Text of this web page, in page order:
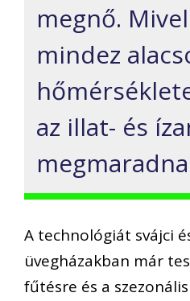
megnő.
mindez
az illat- és
A technológiát svájci
üvegházakban már
fűtésre és a